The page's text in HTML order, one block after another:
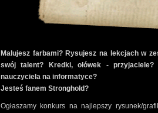
Malujesz farbami? Rysujesz na lekcjach w
swój talent? Kredki, ołówek -
nauczyciela na informatyce?
Jesteś fanem Stronghold?
Ogłaszamy konkurs na najlepszy rysunek/